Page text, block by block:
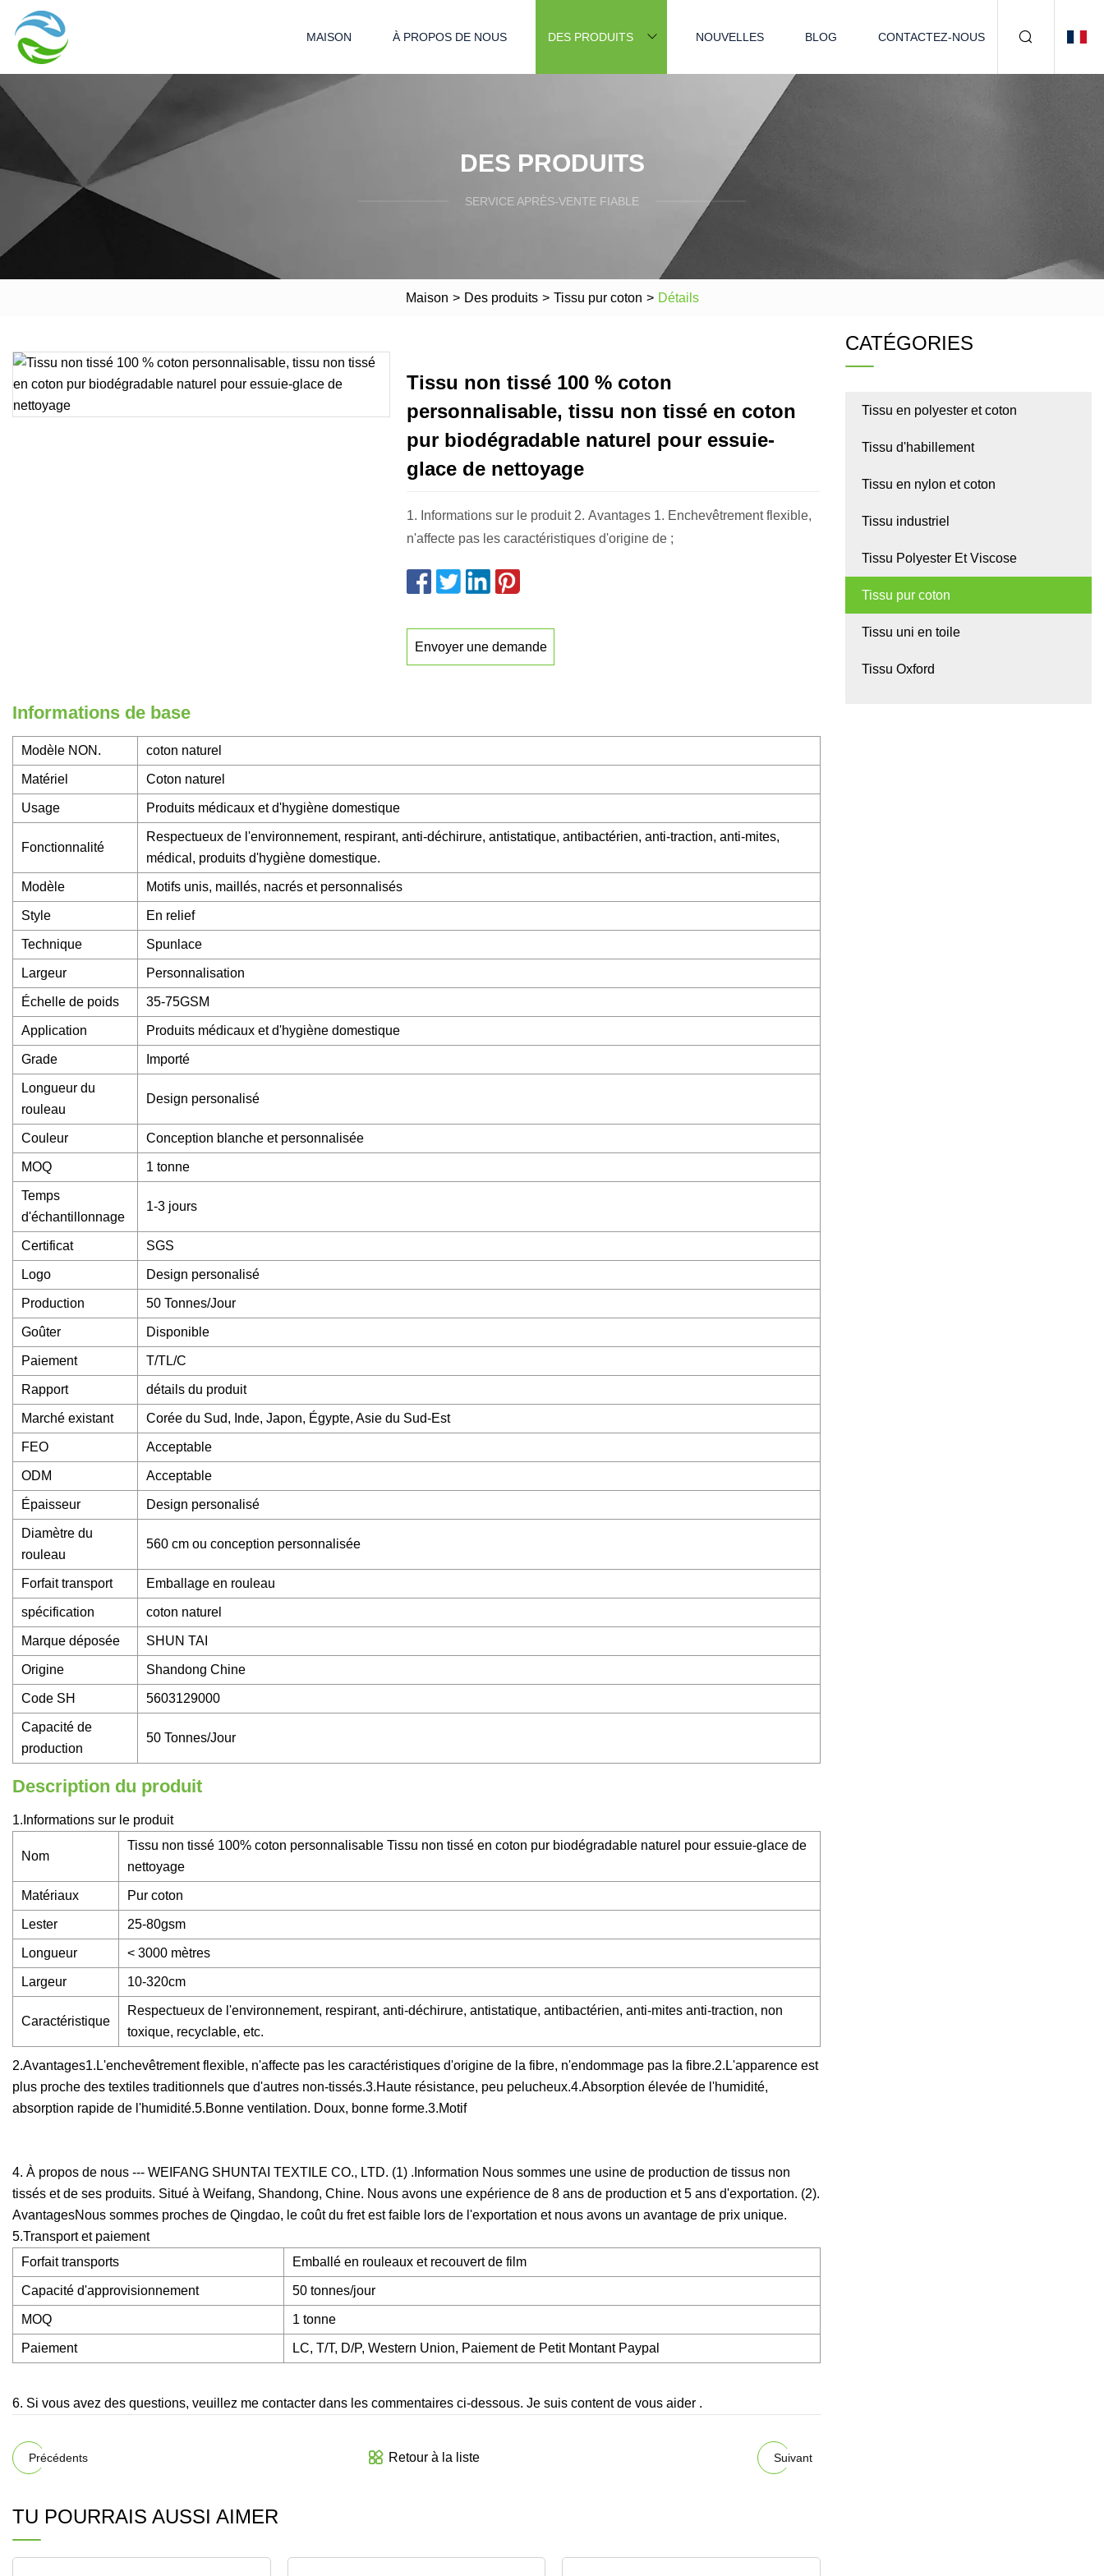
MAISON À PROPOS DE NOUS DES PRODUITS NOUVELLES BLOG CONTACTEZ-NOUS
DES PRODUITS
SERVICE APRÈS-VENTE FIABLE
Maison > Des produits > Tissu pur coton > Détails
Tissu non tissé 100 % coton
personnalisable, tissu non tissé en coton
pur biodégradable naturel pour essuie-
glace de nettoyage
1. Informations sur le produit 2. Avantages 1. Enchevêtrement flexible,
n'affecte pas les caractéristiques d'origine de ;
Envoyer une demande
Informations de base
Modèle NON. coton naturel
Matériel Coton naturel
Usage Produits médicaux et d'hygiène domestique
Fonctionnalité
Respectueux de l'environnement, respirant, anti-déchirure, antistatique, antibactérien, anti-traction, anti-mites,
médical, produits d'hygiène domestique.
Modèle Motifs unis, maillés, nacrés et personnalisés
Style En relief
Technique Spunlace
Largeur Personnalisation
Échelle de poids 35-75GSM
Application Produits médicaux et d'hygiène domestique
Grade Importé
Longueur du
rouleau
Design personalisé
Couleur Conception blanche et personnalisée
MOQ 1 tonne
Temps
d'échantillonnage
1-3 jours
Certificat SGS
Logo Design personalisé
Production 50 Tonnes/Jour
Goûter Disponible
Paiement T/TL/C
Rapport détails du produit
Marché existant Corée du Sud, Inde, Japon, Égypte, Asie du Sud-Est
FEO Acceptable
ODM Acceptable
Épaisseur Design personalisé
Diamètre du
rouleau
560 cm ou conception personnalisée
Forfait transport Emballage en rouleau
spécification coton naturel
Marque déposée SHUN TAI
Origine Shandong Chine
Code SH 5603129000
Capacité de
production
50 Tonnes/Jour
Description du produit
1.Informations sur le produit
Nom
Tissu non tissé 100% coton personnalisable Tissu non tissé en coton pur biodégradable naturel pour essuie-glace de
nettoyage
Matériaux Pur coton
Lester 25-80gsm
Longueur < 3000 mètres
Largeur 10-320cm
Caractéristique
Respectueux de l'environnement, respirant, anti-déchirure, antistatique, antibactérien, anti-mites anti-traction, non
toxique, recyclable, etc.
2.Avantages1.L'enchevêtrement flexible, n'affecte pas les caractéristiques d'origine de la fibre, n'endommage pas la fibre.2.L'apparence est
plus proche des textiles traditionnels que d'autres non-tissés.3.Haute résistance, peu pelucheux.4.Absorption élevée de l'humidité,
absorption rapide de l'humidité.5.Bonne ventilation. Doux, bonne forme.3.Motif
4. À propos de nous --- WEIFANG SHUNTAI TEXTILE CO., LTD. (1) .Information Nous sommes une usine de production de tissus non
tissés et de ses produits. Situé à Weifang, Shandong, Chine. Nous avons une expérience de 8 ans de production et 5 ans d'exportation. (2).
AvantagesNous sommes proches de Qingdao, le coût du fret est faible lors de l'exportation et nous avons un avantage de prix unique.
5.Transport et paiement
Forfait transports
Emballé en rouleaux et recouvert de film
Capacité d'approvisionnement 50 tonnes/jour
MOQ 1 tonne
Paiement LC, T/T, D/P, Western Union, Paiement de Petit Montant Paypal
6. Si vous avez des questions, veuillez me contacter dans les commentaires ci-dessous. Je suis content de vous aider .
Précédents Retour à la liste Suivant
TU POURRAIS AUSSI AIMER
CATÉGORIES
Tissu en polyester et coton
Tissu d'habillement
Tissu en nylon et coton
Tissu industriel
Tissu Polyester Et Viscose
Tissu pur coton
Tissu uni en toile
Tissu Oxford